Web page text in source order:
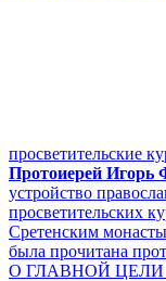
просветительские
Протоиерей Игорь
устройство
Сретенским
была прочитана
О ГЛАВНОЙ ЦЕЛИ